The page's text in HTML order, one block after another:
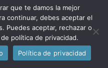
que te damos la mejor
continuar, debes aceptar el
Puedes aceptar, rechazar o
política de privacidad.
Política de privacidad